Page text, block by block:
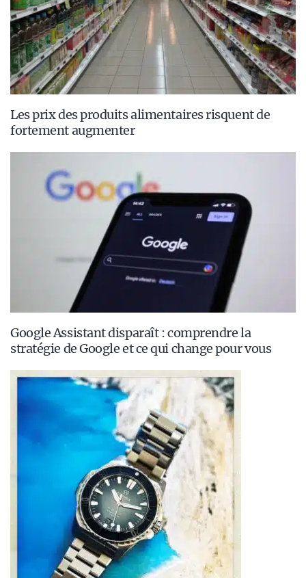
Les prix des produits alimentaires risquent de
fortement augmenter
Google Assistant disparaît : comprendre la
stratégie de Google et ce qui change pour vous